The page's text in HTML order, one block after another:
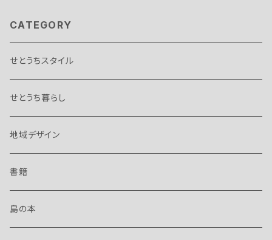
CATEGORY
せとうちスタイル
せとうち暮らし
地域デザイン
書籍
島の本